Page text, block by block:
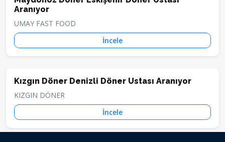
Aranıyor
UMAY FAST FOOD
İncele
Kızgın Döner Denizli Döner Ustası Aranıyor
KIZGIN DÖNER
İncele